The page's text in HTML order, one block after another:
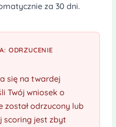
za 30 dni.
ODRZUCENIE
się na twardej
Twój wniosek o
został odrzucony lub
scoring jest zbyt